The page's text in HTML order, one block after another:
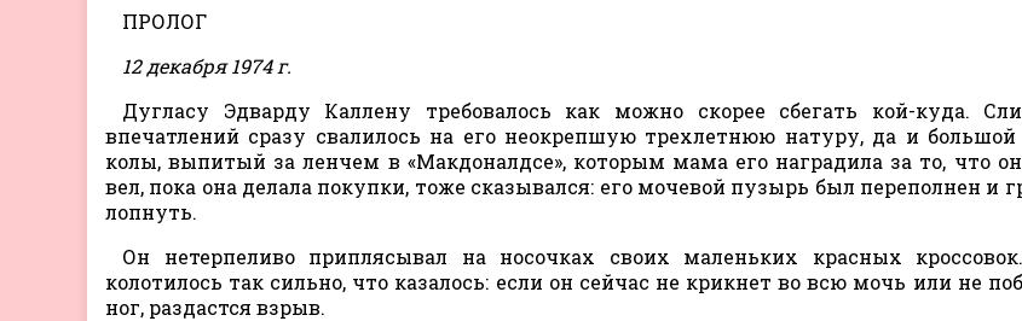
ПРОЛОГ
12 декабря 1974 г.
Дугласу Эдварду Каллену требовалось как можно скорее сбегать кой-куда.
впечатлений сразу свалилось на его неокрепшую трехлетнюю натуру, да и большой
колы, выпитый за ленчем в «Макдоналдсе», которым мама его наградила за то, что
вел, пока она делала покупки, тоже сказывался: его мочевой пузырь был переполнен и
лопнуть.
Он нетерпеливо приплясывал на носочках своих маленьких красных
колотилось так сильно, что казалось: если он сейчас не крикнет во всю мочь или не
ног, раздастся взрыв.